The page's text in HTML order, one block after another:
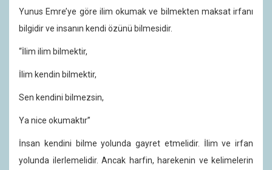
Yunus Emre’ye göre ilim okumak ve bilmekten maksat irfanı
bilgidir ve insanın kendi özünü bilmesidir.
“İlim ilim bilmektir,
İlim kendin bilmektir,
Sen kendini bilmezsin,
Ya nice okumaktır”
İnsan kendini bilme yolunda gayret etmelidir. İlim ve irfan
yolunda ilerlemelidir. Ancak harfin, harekenin ve kelimelerin